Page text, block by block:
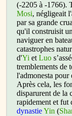
(-2205 à -1766).
Mosi, négligeait
par sa grande
qu'il construisit
naviguer en
catastrophes
d'Yi etLuo
tremblements de
l'admonesta pour
Après cela, les
disparurent de la
rapidement et fut
dynastieYin (